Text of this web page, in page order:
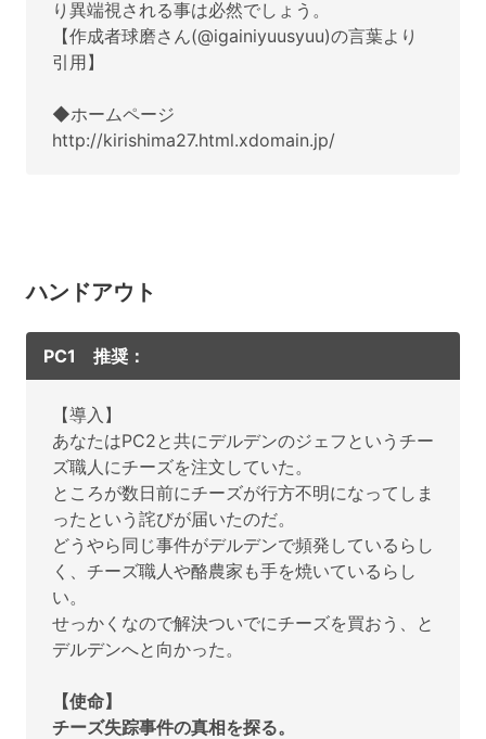
り異端視される事は必然でしょう。
【作成者球磨さん(@igainiyuusyuu‬)の言葉より
引用】
◆ホームページ
http://kirishima27.html.xdomain.jp/
ハンドアウト
PC1 推奨：
【導入】
あなたはPC2と共にデルデンのジェフというチー
ズ職人にチーズを注文していた。
ところが数日前にチーズが行方不明になってしま
ったという詫びが届いたのだ。
どうやら同じ事件がデルデンで頻発しているらし
く、チーズ職人や酪農家も手を焼いているらし
い。
せっかくなので解決ついでにチーズを買おう、と
デルデンへと向かった。
【使命】
チーズ失踪事件の真相を探る。